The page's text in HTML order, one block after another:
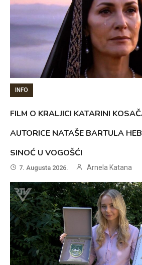
INFO
FILM O KRALJICI KATARINI
AUTORICE NATAŠE BARTULA
SINOĆ U VOGOŠĆI
7. Augusta 2026. Arnela Katana